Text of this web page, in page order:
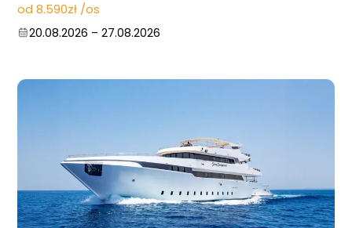
od 8.590zł /os
20.08.2026 – 27.08.2026